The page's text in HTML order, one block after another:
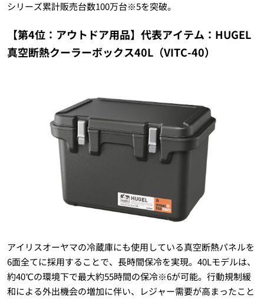
シリーズ累計販売台数100万台※5を突破。
【第4位：アウトドア用品】代表アイテム：HUGEL
真空断熱クーラーボックス40L（VITC-40）
アイリスオーヤマの冷蔵庫にも使用している真空断熱パネルを
6面全てに採用することで、長時間保冷を実現。40Lモデルは、
約40℃の環境下で最大約55時間の保冷※6が可能。行動規制緩
和による外出機会の増加に伴い、レジャー需要が高まったこと